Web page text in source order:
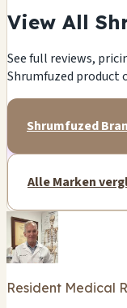
View All
See full reviews,
Shrumfuzed product
Shrumfuzed
Alle Marken
Resident Medical